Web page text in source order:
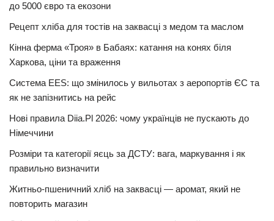
до 5000 євро та екозони
Рецепт хліба для тостів на заквасці з медом та маслом
Кінна ферма «Троя» в Бабаях: катання на конях біля
Харкова, ціни та враження
Система EES: що змінилось у вильотах з аеропортів ЄС та
як не запізнитись на рейс
Нові правила Diia.Pl 2026: чому українців не пускають до
Німеччини
Розміри та категорії яєць за ДСТУ: вага, маркування і як
правильно визначити
Житньо-пшеничний хліб на заквасці — аромат, який не
повторить магазин